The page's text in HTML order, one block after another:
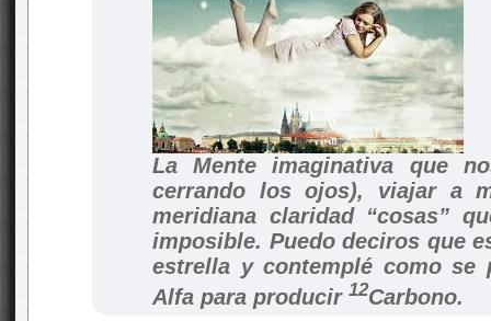
La Mente imaginativa que
cerrando los ojos), viajar a
meridiana claridad “cosas”
imposible. Puedo deciros que
estrella y contemplé como se
Alfa para producir 12Carbono.